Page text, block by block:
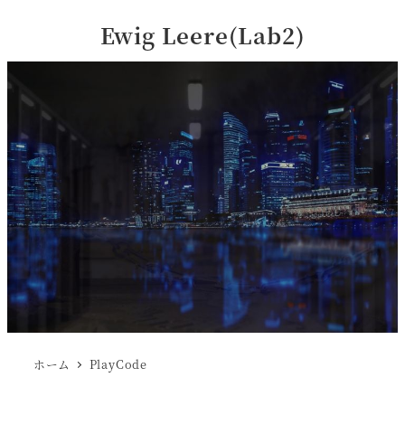
Ewig Leere(Lab2)
ホーム PlayCode